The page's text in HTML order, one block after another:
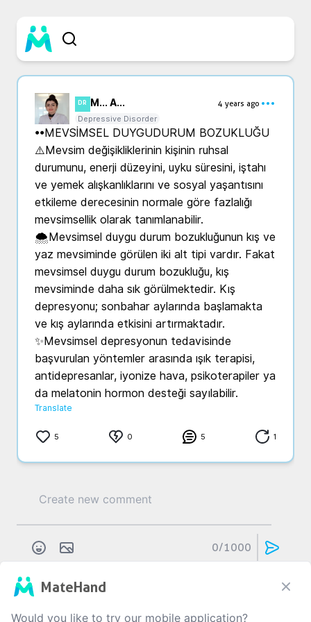
DR M... A...
4 years ago
Depressive Disorder
••MEVSİMSEL DUYGUDURUM BOZUKLUĞU
⚠️Mevsim değişikliklerinin kişinin ruhsal
durumunu, enerji düzeyini, uyku süresini, iştahı
ve yemek alışkanlıklarını ve sosyal yaşantısını
etkileme derecesinin normale göre fazlalığı
mevsimsellik olarak tanımlanabilir.
🌨️Mevsimsel duygu durum bozukluğunun kış ve
yaz mevsiminde görülen iki alt tipi vardır. Fakat
mevsimsel duygu durum bozukluğu, kış
mevsiminde daha sık görülmektedir. Kış
depresyonu; sonbahar aylarında başlamakta
ve kış aylarında etkisini artırmaktadır.
✨Mevsimsel depresyonun tedavisinde
başvurulan yöntemler arasında ışık terapisi,
antidepresanlar, iyonize hava, psikoterapiler ya
da melatonin hormon desteği sayılabilir.
Translate
5 0 5 1
0/1000
Depresif Bozukluk
MateHand
Would you like to try our mobile application?